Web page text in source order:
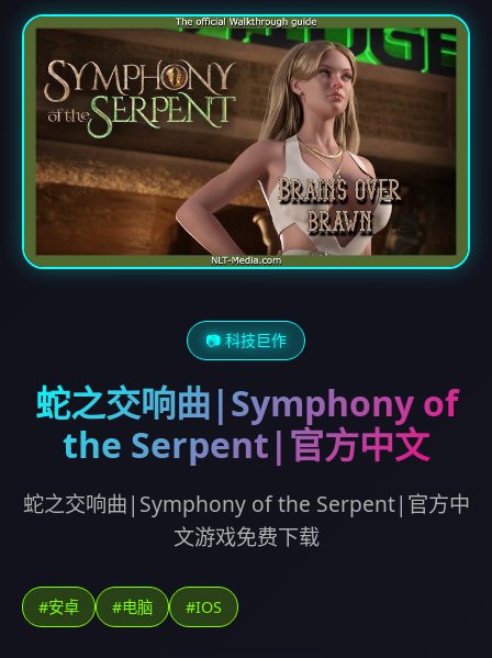
📷 科技巨作
蛇之交响曲|Symphony of
the Serpent|官方中文
蛇之交响曲|Symphony of the Serpent|官方中
文游戏免费下载
#安卓 #电脑 #IOS